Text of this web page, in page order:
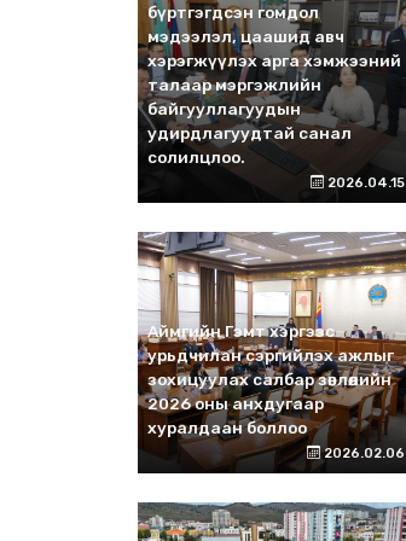
бүртгэгдсэн гомдол
мэдээлэл, цаашид авч
хэрэгжүүлэх арга хэмжээний
талаар мэргэжлийн
байгууллагуудын
удирдлагуудтай санал
солилцлоо.
2026.04.15
Аймгийн Гэмт хэргээс
урьдчилан сэргийлэх ажлыг
зохицуулах салбар зөвлөлийн
2026 оны анхдугаар
хуралдаан боллоо
2026.02.06